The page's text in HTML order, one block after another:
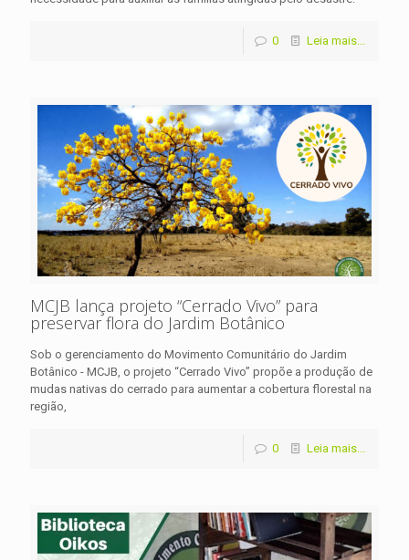
0 Leia mais...
MCJB lança projeto “Cerrado Vivo” para
preservar flora do Jardim Botânico
Sob o gerenciamento do Movimento Comunitário do Jardim
Botânico - MCJB, o projeto “Cerrado Vivo” propõe a produção de
mudas nativas do cerrado para aumentar a cobertura florestal na
região,
0 Leia mais...